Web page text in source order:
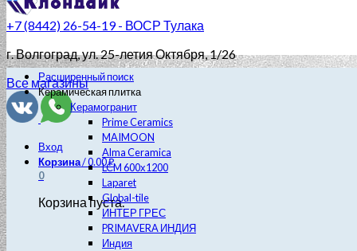
+7 (8442) 26-54-19 - ВОСР Тулака
г. Волгоград, ул. 25-летия Октября, 1/26
Все магазины
Вход
Корзина/0.00₽
0
Корзина пуста.
Расширенный поиск
Керамическая плитка
Керамогранит
Prime Ceramics
MAIMOON
Alma Ceramica
LCM 600х1200
Laparet
Global-tile
ИНТЕР ГРЕС
PRIMAVERA ИНДИЯ
Индия